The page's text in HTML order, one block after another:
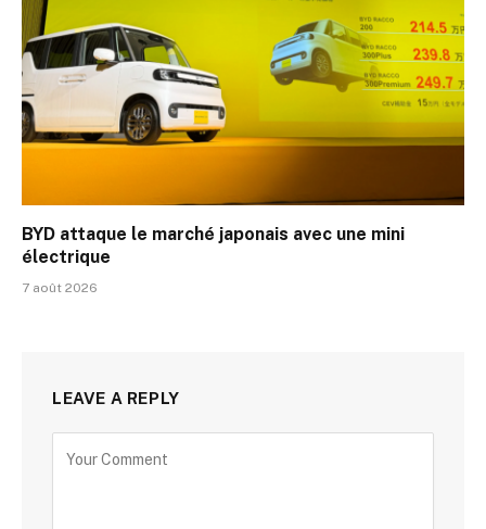
BYD attaque le marché japonais avec une mini
électrique
7 août 2026
LEAVE A REPLY